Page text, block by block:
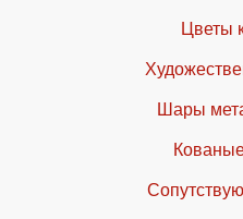
Цветы
Шары